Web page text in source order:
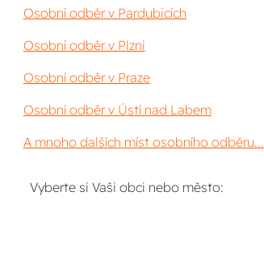
Osobní odběr v Pardubicích
Osobní odběr v Plzni
Osobní odběr v Praze
Osobní odběr v Ústí nad Labem
A mnoho dalších míst osobního odběru...
Vyberte si Vaši obci nebo město: